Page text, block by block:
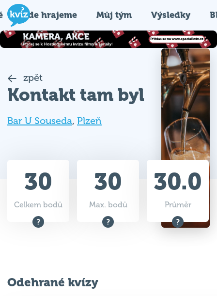
Kde hrajeme Můj tým Výsledky
zpět
Kontakt tam byl
Bar U Souseda, Plzeň
30
Celkem bodů
30
Max. bodů
30.0
Průměr
Odehrané kvízy